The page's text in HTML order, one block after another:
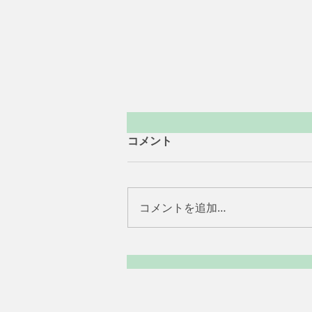
報№217(代謝疾患による障害
コメント
コメントを追加…